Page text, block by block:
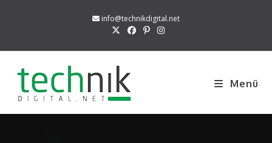
info@technikdigital.net
Menü